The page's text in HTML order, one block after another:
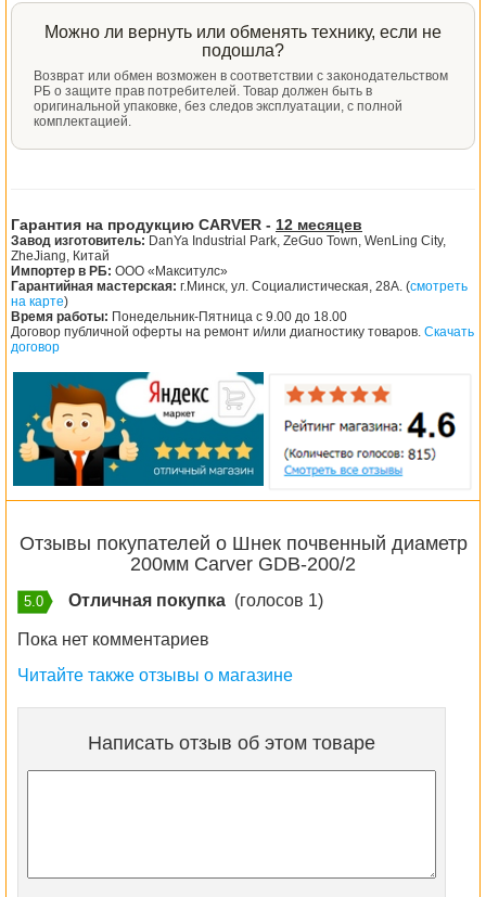
Можно ли вернуть или обменять технику, если не
подошла?
Возврат или обмен возможен в соответствии с законодательством
РБ о защите прав потребителей. Товар должен быть в
оригинальной упаковке, без следов эксплуатации, с полной
комплектацией.
Гарантия на продукцию CARVER - 12 месяцев
Завод изготовитель: DanYa Industrial Park, ZeGuo Town, WenLing City,
ZheJiang, Китай
Импортер в РБ: ООО «Макситулс»
Гарантийная мастерская: г.Минск, ул. Социалистическая, 28А. (смотреть
на карте)
Время работы: Понедельник-Пятница с 9.00 до 18.00
Договор публичной оферты на ремонт и/или диагностику товаров. Скачать
договор
Отзывы покупателей о Шнек почвенный диаметр
200мм Carver GDB-200/2
5.0 Отличная покупка (голосов 1)
Пока нет комментариев
Читайте также отзывы о магазине
Написать отзыв об этом товаре